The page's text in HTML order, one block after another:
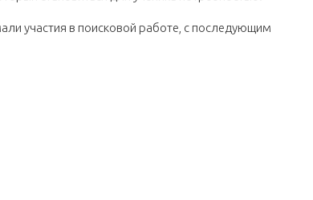
участия в поисковой работе, с последующим